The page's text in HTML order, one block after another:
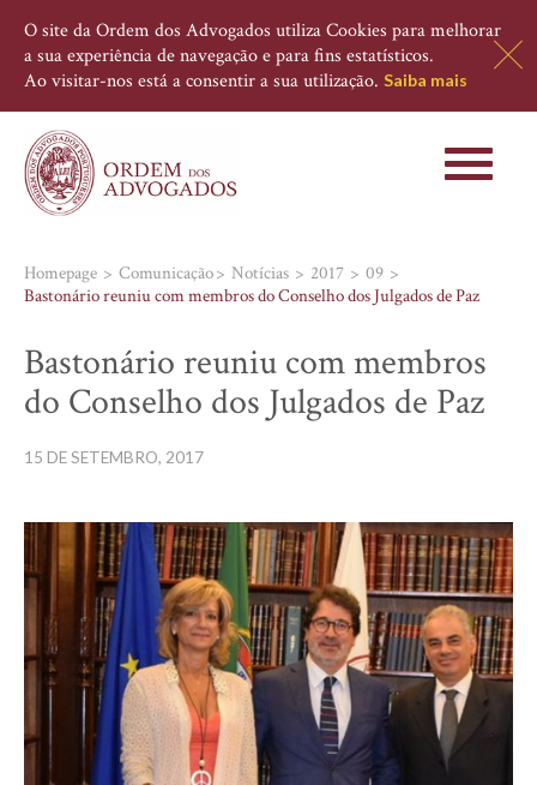
O site da Ordem dos Advogados utiliza Cookies para melhorar
a sua experiência de navegação e para fins estatísticos.
Ao visitar-nos está a consentir a sua utilização. Saiba mais
Toggle
Homepage Comunicação Notícias 2017
09
Bastonário reuniu com membros do Conselho dos Julgados de Paz
Bastonário reuniu com membros
do Conselho dos Julgados de Paz
15 DE SETEMBRO, 2017